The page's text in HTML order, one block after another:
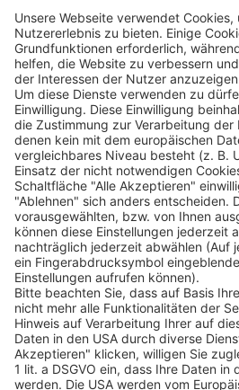
Kontakt
Folgen Sie
kununu Top